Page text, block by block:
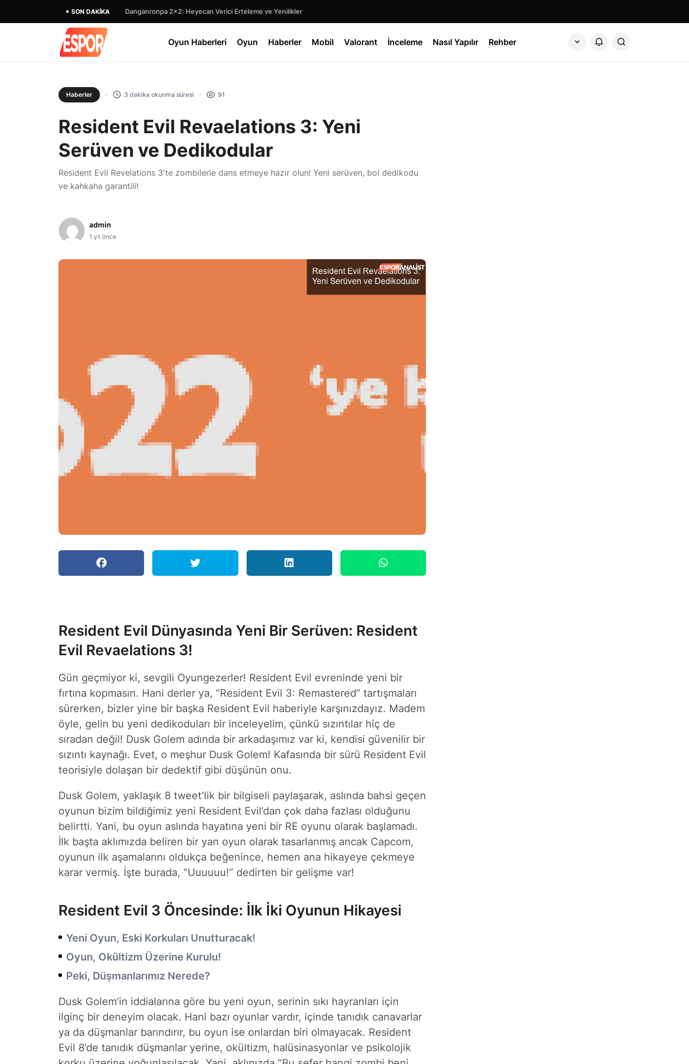
SON DAKIKA Danganronpa 2×2: Heyecan Verici Erteleme ve Yenilikler
Oyun Haberleri Oyun Haberler Mobil Valorant İnceleme Nasıl Yapılır Rehber
Haberler 3 dakika okunma süresi 91
Resident Evil Revaelations 3: Yeni
Serüven ve Dedikodular
Resident Evil Revelations 3'te zombilerle dans etmeye hazır olun! Yeni serüven, bol dedikodu
ve kahkaha garantili!
admin
1 yıl önce
Resident Evil Dünyasında Yeni Bir Serüven: Resident
Evil Revaelations 3!
Gün geçmiyor ki, sevgili Oyungezerler! Resident Evil evreninde yeni bir
fırtına kopmasın. Hani derler ya, “Resident Evil 3: Remastered” tartışmaları
sürerken, bizler yine bir başka Resident Evil haberiyle karşınızdayız. Madem
öyle, gelin bu yeni dedikoduları bir inceleyelim, çünkü sızıntılar hiç de
sıradan değil! Dusk Golem adında bir arkadaşımız var ki, kendisi güvenilir bir
sızıntı kaynağı. Evet, o meşhur Dusk Golem! Kafasında bir sürü Resident Evil
teorisiyle dolaşan bir dedektif gibi düşünün onu.
Dusk Golem, yaklaşık 8 tweet’lik bir bilgiseli paylaşarak, aslında bahsi geçen
oyunun bizim bildiğimiz yeni Resident Evil’dan çok daha fazlası olduğunu
belirtti. Yani, bu oyun aslında hayatına yeni bir RE oyunu olarak başlamadı.
İlk başta aklımızda beliren bir yan oyun olarak tasarlanmış ancak Capcom,
oyunun ilk aşamalarını oldukça beğenince, hemen ana hikayeye çekmeye
karar vermiş. İşte burada, “Uuuuuu!” dedirten bir gelişme var!
Resident Evil 3 Öncesinde: İlk İki Oyunun Hikayesi
Yeni Oyun, Eski Korkuları Unutturacak!
Oyun, Okültizm Üzerine Kurulu!
Peki, Düşmanlarımız Nerede?
Dusk Golem’in iddialarına göre bu yeni oyun, serinin sıkı hayranları için
ilginç bir deneyim olacak. Hani bazı oyunlar vardır, içinde tanıdık canavarlar
ya da düşmanlar barındırır, bu oyun ise onlardan biri olmayacak. Resident
Evil 8’de tanıdık düşmanlar yerine, okültizm, halüsinasyonlar ve psikolojik